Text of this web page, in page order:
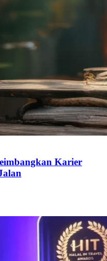
Karier